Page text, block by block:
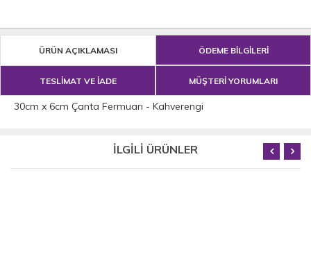
ÜRÜN AÇIKLAMASI ÖDEME BİLGİLERİ
TESLİMAT VE İADE MÜŞTERİ YORUMLARI
30cm x 6cm Çanta Fermuarı - Kahverengi
İLGİLİ ÜRÜNLER